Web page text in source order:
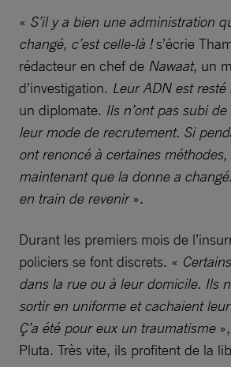
« S’il y a bien une administration
changé, c’est celle-là !s’écrie
rédacteur en chef de Nawaat, un
d’investigation. Leur ADN est resté
un diplomate. Ils n’ont pas subi
leur mode de recrutement. Si
ont renoncé à certaines
maintenant que la donne a
en train de revenir».
Durant les premiers mois de
policiers se font discrets. «
dans la rue ou à leur domicile. Ils
sortir en uniforme et cachaient
Ç’a été pour eux un traumatisme»,
Pluta. Très vite, ils profitent de la